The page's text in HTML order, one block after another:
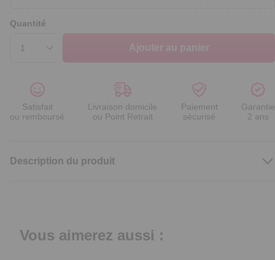
Quantité
Ajouter au panier
Satisfait
ou remboursé
Livraison domicile
ou Point Retrait
Paiement
sécurisé
Garantie
2 ans
Description du produit
Vous aimerez aussi :